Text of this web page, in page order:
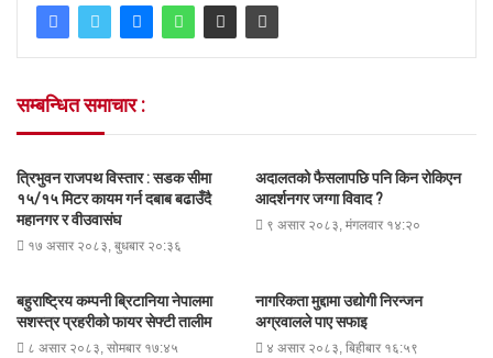
सम्बन्धित समाचार :
त्रिभुवन राजपथ विस्तार : सडक सीमा
१५/१५ मिटर कायम गर्न दबाब बढाउँदै
महानगर र वीउवासंघ
१७ असार २०८३, बुधबार २०:३६
अदालतको फैसलापछि पनि किन रोकिएन
आदर्शनगर जग्गा विवाद ?
९ असार २०८३, मंगलवार १४:२०
बहुराष्ट्रिय कम्पनी ब्रिटानिया नेपालमा
सशस्त्र प्रहरीको फायर सेफ्टी तालीम
८ असार २०८३, सोमबार १७:४५
नागरिकता मुद्दामा उद्योगी निरन्जन
अग्रवालले पाए सफाइ
४ असार २०८३, बिहीबार १६:५९